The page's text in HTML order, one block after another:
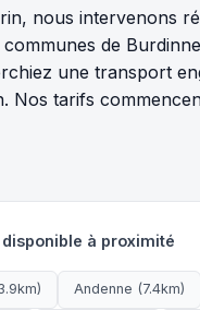
nous intervenons
de
une transport
Nos tarifs
à proximité
Andenne (7.4km)